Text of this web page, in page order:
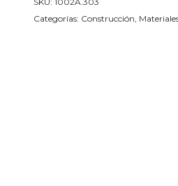
Categorías: Construcción